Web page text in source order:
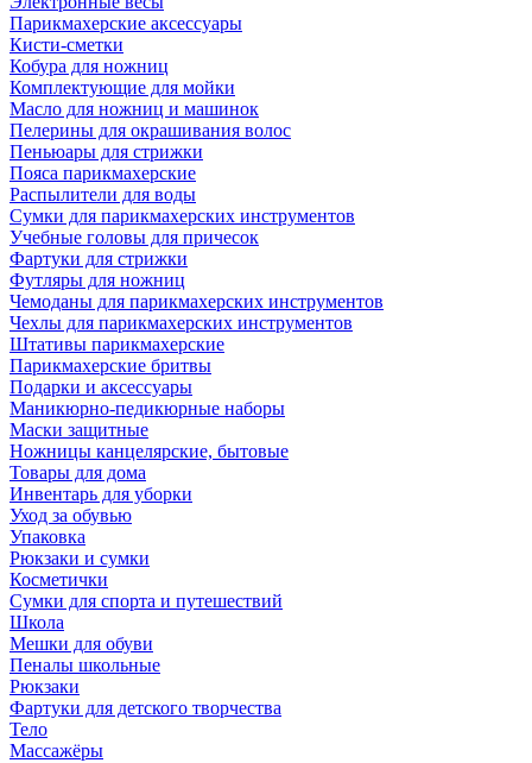
Парикмахерские аксессуары
Кисти-сметки
Кобура для ножниц
Комплектующие для мойки
Масло для ножниц и машинок
Пелерины для окрашивания волос
Пеньюары для стрижки
Пояса парикмахерские
Распылители для воды
Сумки для парикмахерских инструментов
Учебные головы для причесок
Фартуки для стрижки
Футляры для ножниц
Чемоданы для парикмахерских инструментов
Чехлы для парикмахерских инструментов
Штативы парикмахерские
Парикмахерские бритвы
Подарки и аксессуары
Маникюрно-педикюрные наборы
Маски защитные
Ножницы канцелярские, бытовые
Товары для дома
Инвентарь для уборки
Уход за обувью
Упаковка
Рюкзаки и сумки
Косметички
Сумки для спорта и путешествий
Школа
Мешки для обуви
Пеналы школьные
Рюкзаки
Фартуки для детского творчества
Тело
Массажёры